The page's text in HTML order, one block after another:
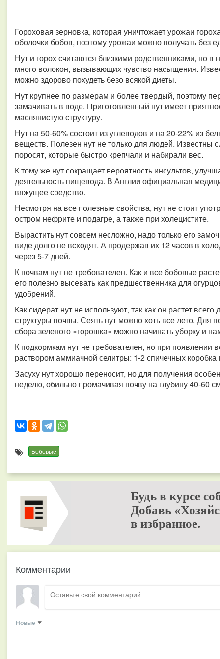
Гороховая зерновка, которая уничтожает урожаи
оболочки бобов, поэтому урожаи можно получать без
Нут и горох считаются близкими родственниками, но в
много волокон, вызывающих чувство насыщения.
можно здорово похудеть безо всякой диеты.
Нут крупнее по размерам и более твердый, поэтому
замачивать в воде. Приготовленный нут имеет
маслянистую структуру.
Нут на 50-60% состоит из углеводов и на 20-22% из
веществ. Полезен нут не только для людей. Известны
поросят, которые быстро крепчали и набирали вес.
К тому же нут сокращает вероятность инсультов,
деятельность пищевода. В Англии официальная
вяжущее средство.
Несмотря на все полезные свойства, нут не стоит
остром нефрите и подагре, а также при холецистите.
Вырастить нут совсем несложно, надо только его
виде долго не всходят. А продержав их 12 часов в
через 5-7 дней.
К почвам нут не требователен. Как и все бобовые
его полезно высевать как предшественника для
удобрений.
Как сидерат нут не используют, так как он растет
структуры почвы. Сеять нут можно хоть все лето. Для
сбора зеленого «горошка» можно начинать уборку и
К подкормкам нут не требователен, но при появлении
раствором аммиачной селитры: 1-2 спичечных
Засуху нут хорошо переносит, но для получения
неделю, обильно промачивая почву на глубину 40-60
Бобовые
Будь в курсе
Добавь
в избранное.
Комментарии
Новые